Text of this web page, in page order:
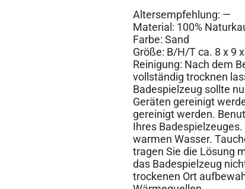
Altersempfehlung: —
Material: 100%
Farbe: Sand
Größe: B/H/T ca. 8 x 9
Reinigung: Nach dem
vollständig trocknen
Badespielzeug sollte
Geräten gereinigt
gereinigt werden.
Ihres
warmen Wasser.
tragen Sie die Lösung
das Badespielzeug
trockenen Ort